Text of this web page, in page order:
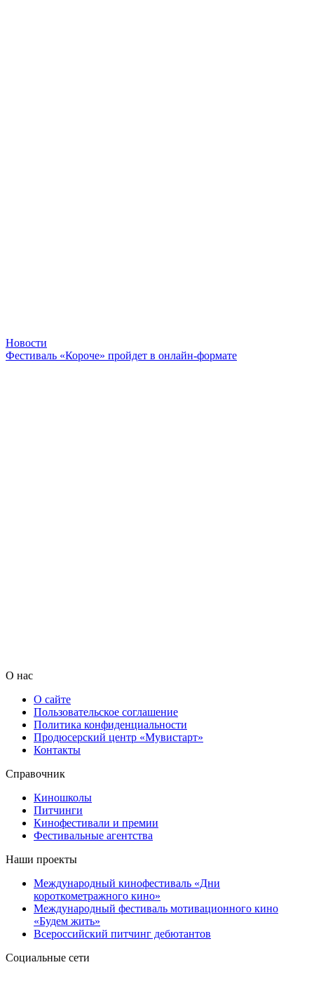
Новости
Фестиваль «Короче» пройдет в онлайн-формате
О нас
О сайте
Пользовательское соглашение
Политика конфиденциальности
Продюсерский центр «Мувистарт»
Контакты
Справочник
Киношколы
Питчинги
Кинофестивали и премии
Фестивальные агентства
Наши проекты
Международный кинофестиваль «Дни
короткометражного кино»
Международный фестиваль мотивационного кино
«Будем жить»
Всероссийский питчинг дебютантов
Социальные сети